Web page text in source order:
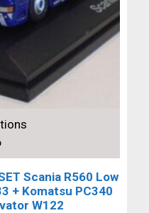
Scania R560 Low
+ Komatsu PC340
W122